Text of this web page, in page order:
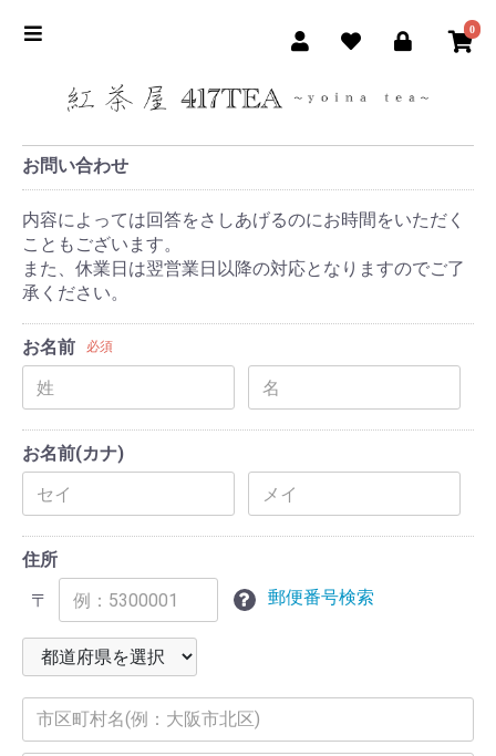
0
お問い合わせ
内容によっては回答をさしあげるのにお時間をいただく
こともございます。
また、休業日は翌営業日以降の対応となりますのでご了
承ください。
お名前 必須
お名前(カナ)
住所
〒
郵便番号検索